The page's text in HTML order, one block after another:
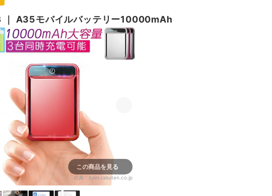
A35モバイルバッテリー10000mAh
この商品を見る
出典： item.rakuten.co.jp